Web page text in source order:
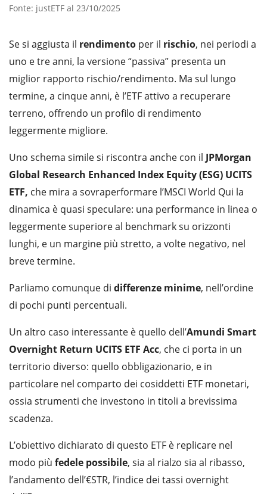
Fonte: justETF al 23/10/2025
Se si aggiusta il rendimento per il rischio, nei periodi a
uno e tre anni, la versione “passiva” presenta un
miglior rapporto rischio/rendimento. Ma sul lungo
termine, a cinque anni, è l’ETF attivo a recuperare
terreno, offrendo un profilo di rendimento
leggermente migliore.
Uno schema simile si riscontra anche con il JPMorgan
Global Research Enhanced Index Equity (ESG) UCITS
ETF, che mira a sovraperformare l’MSCI World Qui la
dinamica è quasi speculare: una performance in linea o
leggermente superiore al benchmark su orizzonti
lunghi, e un margine più stretto, a volte negativo, nel
breve termine.
Parliamo comunque di differenze minime, nell’ordine
di pochi punti percentuali.
Un altro caso interessante è quello dell’Amundi Smart
Overnight Return UCITS ETF Acc, che ci porta in un
territorio diverso: quello obbligazionario, e in
particolare nel comparto dei cosiddetti ETF monetari,
ossia strumenti che investono in titoli a brevissima
scadenza.
L’obiettivo dichiarato di questo ETF è replicare nel
modo più fedele possibile, sia al rialzo sia al ribasso,
l’andamento dell’€STR, l’indice dei tassi overnight